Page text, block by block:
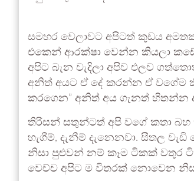
සමහර වෙලාවට අපිටත් කුඩය
එකෙන් ආරක්ෂා වෙන්න කියලා
අපිට බැන වැදිලා අපිව එලව
අනිත් අයට ඒ දේ කරන්න ඒ වගේම
කරගෙන” අනිත් අය ගැනත් හිතන්න
තිරිසන් සතුන්ටත් අපි වගේ කතා බහ
හැගීම්, දැනීම් දැනෙනවා. සීතල
නිසා පුළුවන් නම් කෑම ටිකක් වතුර
වෙච්ච අපිට ම විතරක් නොවෙන